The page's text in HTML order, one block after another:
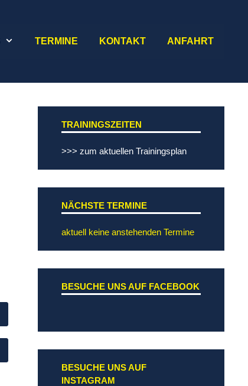
TERMINE KONTAKT ANFAHRT
TRAININGSZEITEN
>>> zum aktuellen Trainingsplan
NÄCHSTE TERMINE
aktuell keine anstehenden Termine
BESUCHE UNS AUF FACEBOOK
BESUCHE UNS AUF
INSTAGRAM